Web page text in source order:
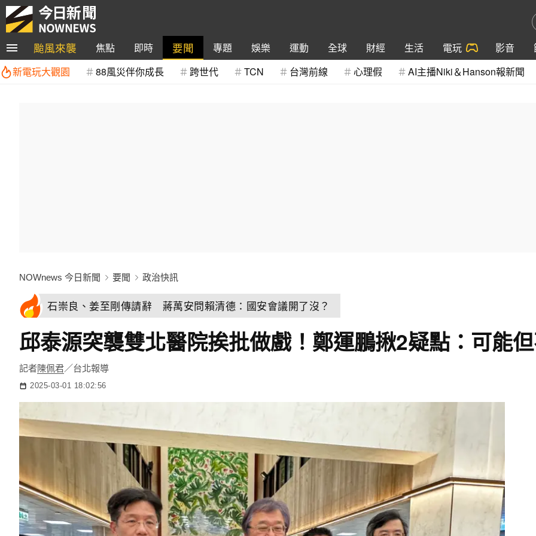
颱風來襲 焦點 即時 要聞 專題 娛樂 運動 全球 財經 生活 電玩 影音
新電玩大觀園
88風災伴你成長 跨世代 TCN 台灣前線 心理假 AI主播Niki＆Hanson報新聞
NOWnews 今日新聞 要聞 政治快訊
石崇良、姜至剛傳請辭 蔣萬安問賴清德：國安會議開了沒？
邱泰源突襲雙北醫院挨批做戲！鄭運鵬揪2疑點：可能
記者陳佩君／台北報導
2025-03-01 18:02:56